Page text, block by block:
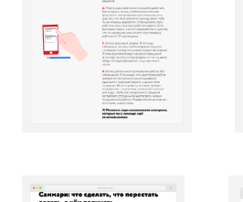
Игорь работает в
всех. У него двое сыновей-
подростков 11 и 14 лет, и
он половину недели
из дома, то частенько
с ними в приставку в